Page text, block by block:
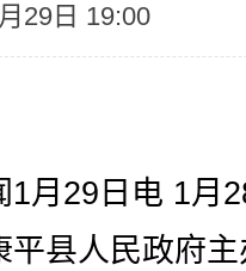
29日 19:00
29日电 1月
平县人民政府